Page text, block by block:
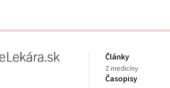
Články
Z medicíny
Časopisy